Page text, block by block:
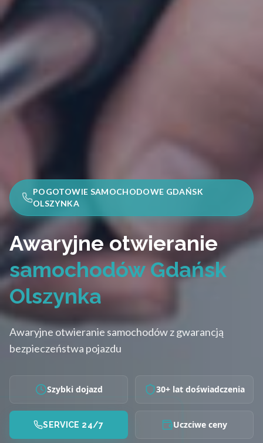
POGOTOWIE SAMOCHODOWE GDAŃSK
OLSZYNKA
Awaryjne otwieranie
samochodów Gdańsk
Olszynka
Awaryjne otwieranie samochodów z gwarancją
bezpieczeństwa pojazdu
Szybki dojazd 30+ lat doświadczenia
SERVICE 24/7 Uczciwe ceny